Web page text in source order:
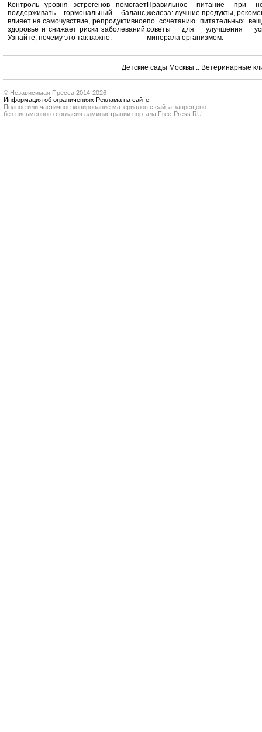
Контроль уровня эстрогенов помогает
поддерживать гормональный баланс,
влияет на самочувствие, репродуктивное
здоровье и снижает риски заболеваний.
Узнайте, почему это так важно.
Правильное питание при
железа: лучшие продукты,
по сочетанию питательных
советы для улучшения
минерала организмом.
Детские сады Москвы :: Ветеринарные
© Независимая Пресса 2014-2026
Информация об ограничениях Реклама на сайте
Полное или частичное копирование материалов с сайта запрещено
без письменного согласия администрации портала Free-Press.RU